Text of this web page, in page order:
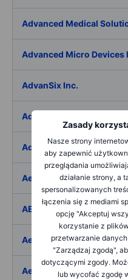
Zasady
Nasze strony
aby zapewnić
przeglądania
działanie strony, a
spersonalizowanych
łączenia się z mediami
opcję "Akceptuj
korzystanie z
przetwarzanie
"Zarządzaj zgodą",
dotyczącymi zgody.
lub wycofać zgodę
Advanced Medical
Advanced Micro Devices
AdvanSix Inc.
Advantage Solutions Inc.
Adyen NV
Aebi Schmidt Holding AG
AECOM
Aedes SpA
Aedifica SICAFI SA